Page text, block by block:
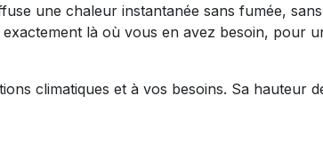
une chaleur instantanée sans fumée,
là où vous en avez besoin, pour
climatiques et à vos besoins. Sa hauteur